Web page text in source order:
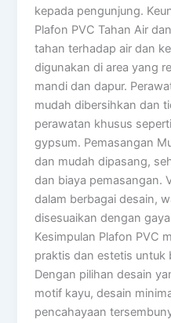
kepada pengunjung.
Plafon PVC Tahan Air
tahan terhadap air dan
digunakan di area yang
mandi dan dapur.
mudah dibersihkan dan
perawatan khusus
gypsum. Pemasangan
dan mudah dipasang,
dan biaya pemasangan.
dalam berbagai desain,
disesuaikan dengan
Kesimpulan Plafon PVC
praktis dan estetis untuk
Dengan pilihan desain
motif kayu, desain
pencahayaan